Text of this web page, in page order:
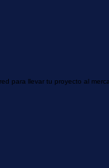
para llevar tu proyecto al